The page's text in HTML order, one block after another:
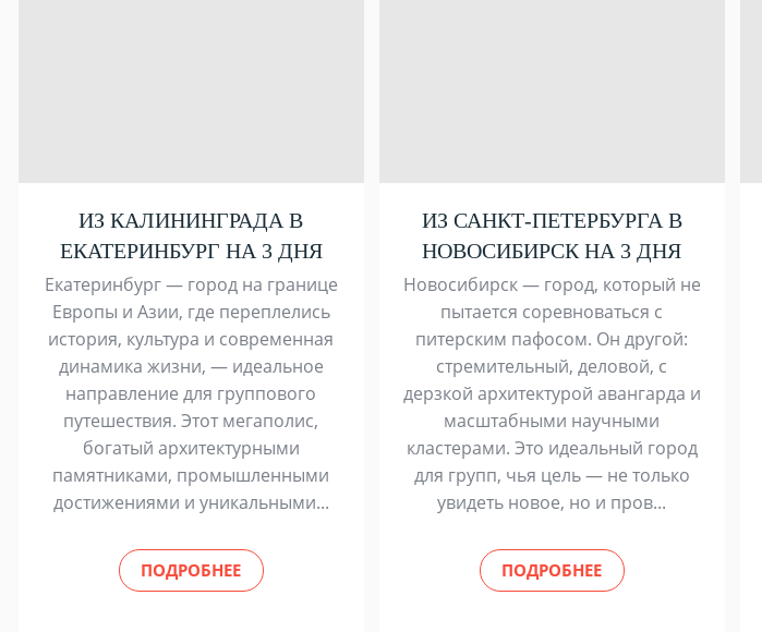
ИЗ КАЛИНИНГРАДА В
ЕКАТЕРИНБУРГ НА 3 ДНЯ
Екатеринбург — город на границе
Европы и Азии, где переплелись
история, культура и современная
динамика жизни, — идеальное
направление для группового
путешествия. Этот мегаполис,
богатый архитектурными
памятниками, промышленными
достижениями и уникальными...
ПОДРОБНЕЕ
ИЗ САНКТ-ПЕТЕРБУРГА В
НОВОСИБИРСК НА 3 ДНЯ
Новосибирск — город, который не
пытается соревноваться с
питерским пафосом. Он другой:
стремительный, деловой, с
дерзкой архитектурой авангарда и
масштабными научными
кластерами. Это идеальный город
для групп, чья цель — не только
увидеть новое, но и пров...
ПОДРОБНЕЕ